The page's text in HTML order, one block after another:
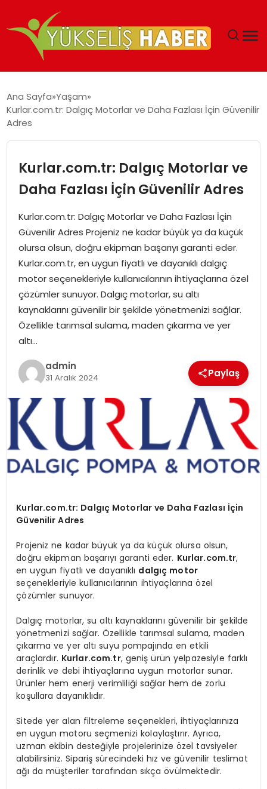
MALIYETLERINI AZALTIYOR’
Ana Sayfa Yaşam
Kurlar.com.tr: Dalgıç Motorlar ve Daha Fazlası İçin Güvenilir
Adres
Kurlar.com.tr: Dalgıç Motorlar ve
Daha Fazlası İçin Güvenilir Adres
Kurlar.com.tr: Dalgıç Motorlar ve Daha Fazlası İçin
Güvenilir Adres Projeniz ne kadar büyük ya da küçük
olursa olsun, doğru ekipman başarıyı garanti eder.
Kurlar.com.tr, en uygun fiyatlı ve dayanıklı dalgıç
motor seçenekleriyle kullanıcılarının ihtiyaçlarına özel
çözümler sunuyor. Dalgıç motorlar, su altı
kaynaklarını güvenilir bir şekilde yönetmenizi sağlar.
Özellikle tarımsal sulama, maden çıkarma ve yer
altı…
admin
31 Aralık 2024 Paylaş
Kurlar.com.tr: Dalgıç Motorlar ve Daha Fazlası İçin
Güvenilir Adres
Projeniz ne kadar büyük ya da küçük olursa olsun,
doğru ekipman başarıyı garanti eder. Kurlar.com.tr,
en uygun fiyatlı ve dayanıklı dalgıç motor
seçenekleriyle kullanıcılarının ihtiyaçlarına özel
çözümler sunuyor.
Dalgıç motorlar, su altı kaynaklarını güvenilir bir şekilde
yönetmenizi sağlar. Özellikle tarımsal sulama, maden
çıkarma ve yer altı suyu pompajında en etkili
araçlardır. Kurlar.com.tr, geniş ürün yelpazesiyle farklı
derinlik ve debi ihtiyaçlarına uygun motorlar sunar.
Ürünler hem enerji verimliliği sağlar hem de zorlu
koşullara dayanıklıdır.
Sitede yer alan filtreleme seçenekleri, ihtiyaçlarınıza
en uygun motoru seçmenizi kolaylaştırır. Ayrıca,
uzman ekibin desteğiyle projelerinize özel tavsiyeler
alabilirsiniz. Sipariş sürecindeki hız ve güvenilir teslimat
ağı da müşteriler tarafından sıkça övülmektedir.